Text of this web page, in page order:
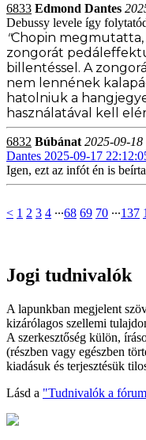
6833 Edmond Dantes
Debussy levele így
"Chopin
zongorát
billentéssel. A
nem lennének
hatolniuk a
használatával kell
6832 Búbánat 2025-09-
Dantes 2025-09-17
Igen, ezt az infót én is
< 1 2 3 4 ∙∙∙68 69 70 ∙∙∙137
Jogi tudnivalók
A lapunkban megjelent
kizárólagos szellemi
A szerkesztőség külön,
(részben vagy egészben
kiadásuk és terjesztésük
Lásd a "Tudnivalók a